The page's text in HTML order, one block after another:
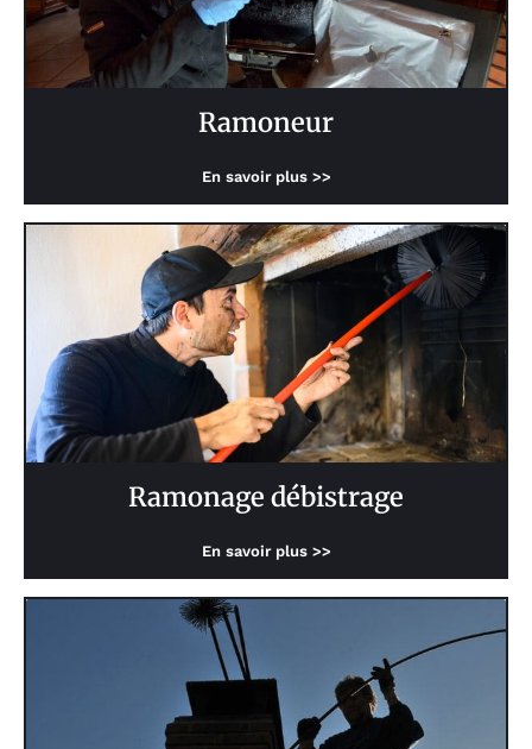
Ramoneur
En savoir plus >>
Ramonage débistrage
En savoir plus >>